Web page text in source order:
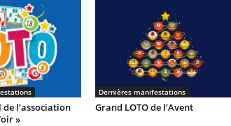
l’association
»
Dernières manifestations
Grand LOTO de l’Avent